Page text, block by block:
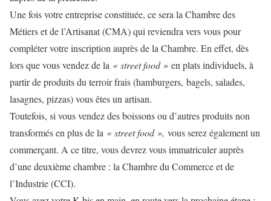
Une fois votre entreprise constituée, ce sera la Chambre des
Métiers et de l’Artisanat (CMA) qui reviendra vers vous pour
compléter votre inscription auprès de la Chambre. En effet, dès
lors que vous vendez de la « street food » en plats individuels, à
partir de produits du terroir frais (hamburgers, bagels, salades,
lasagnes, pizzas) vous êtes un artisan.
Toutefois, si vous vendez des boissons ou d’autres produits non
transformés en plus de la « street food », vous serez également un
commerçant. A ce titre, vous devrez vous immatriculer auprès
d’une deuxième chambre : la Chambre du Commerce et de
l’Industrie (CCI).